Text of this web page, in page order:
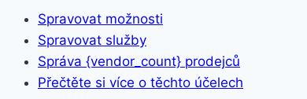
Spravovat možnosti
Spravovat služby
Správa {vendor_count} prodejců
Přečtěte si více o těchto účelech